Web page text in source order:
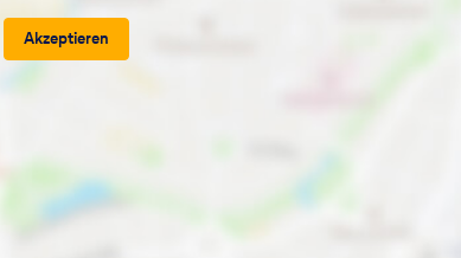
Akzeptieren